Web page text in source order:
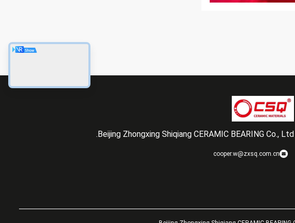
Beijing Zhongxing Shiqiang CERAMIC BEARING Co., Ltd.
cooper.w@zxsq.com.cn